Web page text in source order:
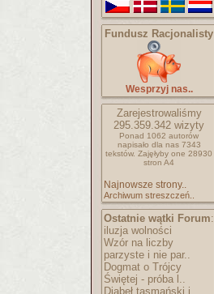
Fundusz Racjonalisty
Wesprzyj nas..
Zarejestrowaliśmy
295.359.342 wizyty
Ponad 1062 autorów
napisało dla nas 7343
tekstów. Zajęłyby one 28930
stron A4
Najnowsze strony..
Archiwum streszczeń..
Ostatnie wątki Forum:
iluzja wolności
Wzór na liczby
parzyste i nie par..
Dogmat o Trójcy
Świętej - próba l..
Diabeł tasmański i